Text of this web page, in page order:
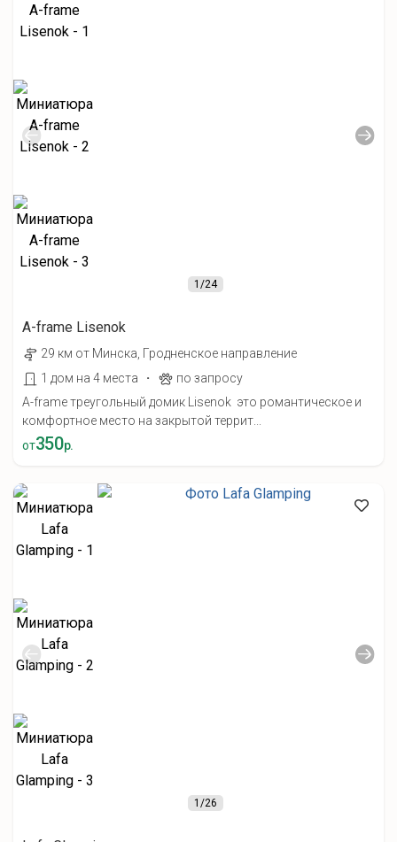
1/24
A-frame Lisenok
29 км от Минска, Гродненское направление
1 дом на 4 места
·
по запросу
A-frame треугольный домик Lisenok это романтическое и
комфортное место на закрытой террит...
от350р.
1/26